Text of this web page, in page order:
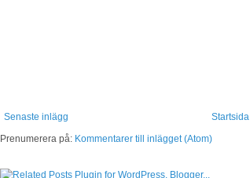
Senaste inlägg
Startsida
Prenumerera på: Kommentarer till inlägget (Atom)